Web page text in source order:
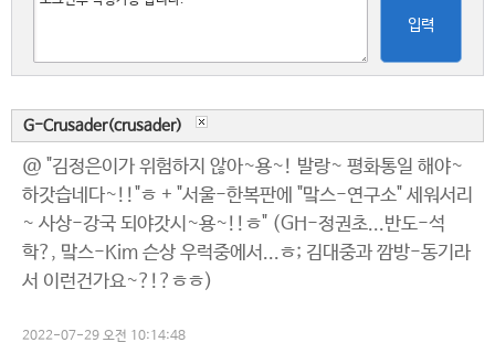
입력
G-Crusader(crusader)
@ "김정은이가 위험하지 않아~용~! 발랑~ 평화통일 해야~
하갓습네다~!!"ㅎ + "서울-한복판에 "맠스-연구소" 세워서리
~ 사상-강국 되야갓시~용~!!ㅎ" (GH-정권초...반도-석
학?, 맠스-Kim 슨상 우럭중에서...ㅎ; 김대중과 깜방-동기라
서 이런건가요~?!?ㅎㅎ)
2022-07-29 오전 10:14:48